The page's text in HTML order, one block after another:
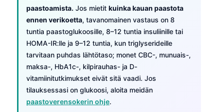
paastoamista. Jos mietit kuinka kauan paastota
ennen verikoetta, tavanomainen vastaus on 8
tuntia paastoglukoosille, 8–12 tuntia insuliinille tai
HOMA-IR:lle ja 9–12 tuntia, kun triglyserideille
tarvitaan puhdas lähtötaso; monet CBC-, munuais-,
maksa-, HbA1c-, kilpirauhas- ja D-
vitamiinitutkimukset eivät sitä vaadi. Jos
tilauksessasi on glukoosi, aloita meidän
paastoverensokerin ohje.